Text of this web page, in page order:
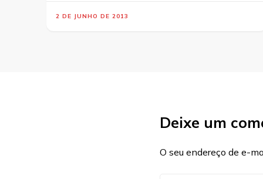
2 DE JUNHO DE 2013
Deixe um
O seu endereço de e-